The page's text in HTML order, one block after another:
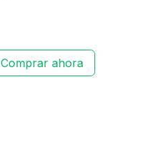
Comprar ahora